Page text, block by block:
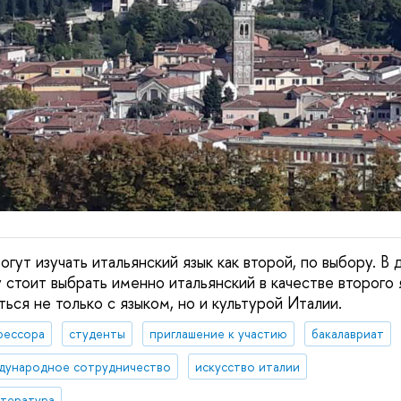
изучать итальянский язык как второй, по выбору. В
выбрать именно итальянский в качестве второго
не только с языком, но и культурой Италии.
студенты приглашение к участию
бакалавриат
сотрудничество
искусство италии